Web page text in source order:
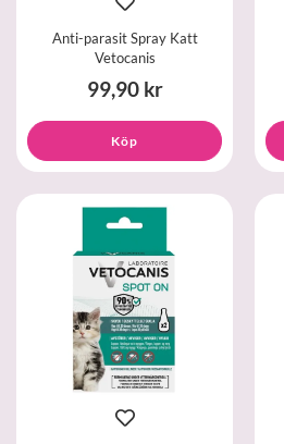
Anti-parasit Spray Katt
Vetocanis
99,90 kr
Köp